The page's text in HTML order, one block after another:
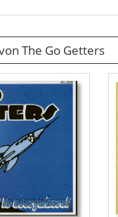
The Go Getters